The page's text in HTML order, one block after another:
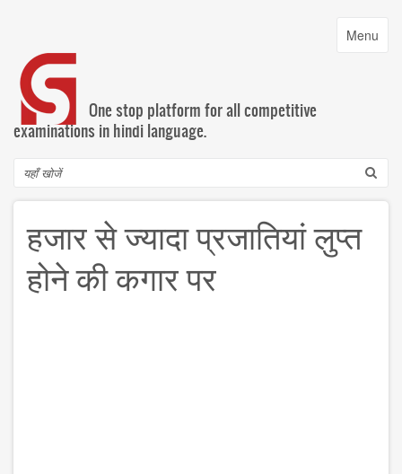
content
Toggle
Menu
One stop platform for all competitive
examinations in hindi language.
Search
हजार से ज्यादा प्रजातियां लुप्त
होने की कगार पर